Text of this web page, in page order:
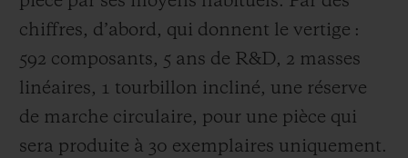
chiffres, d’abord, qui donnent le vertige :
592 composants, 5 ans de R&D, 2 masses
linéaires, 1 tourbillon incliné, une réserve
de marche circulaire, pour une pièce qui
sera produite à 30 exemplaires uniquement.